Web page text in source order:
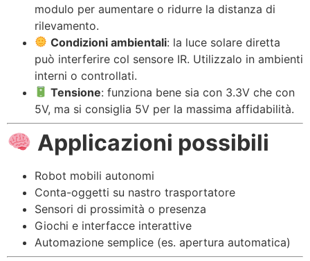
modulo per aumentare o ridurre la distanza di
rilevamento.
Condizioni ambientali: la luce solare diretta
può interferire col sensore IR. Utilizzalo in ambienti
interni o controllati.
Tensione: funziona bene sia con 3.3V che con
5V, ma si consiglia 5V per la massima affidabilità.
Applicazioni possibili
Robot mobili autonomi
Conta-oggetti su nastro trasportatore
Sensori di prossimità o presenza
Giochi e interfacce interattive
Automazione semplice (es. apertura automatica)